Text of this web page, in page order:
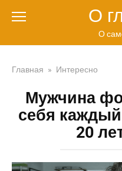
О
О
Главная » Интересно
Мужчина
себя
20